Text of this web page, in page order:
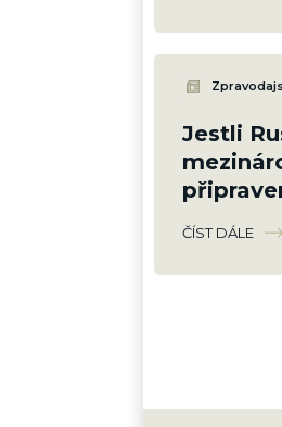
Jestli
schovají
ČÍST DÁLE